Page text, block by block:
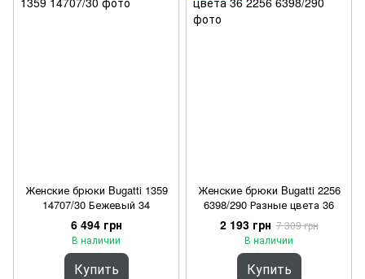
Женские брюки Bugatti 1359
14707/30 Бежевый 34
6 494 грн
В наличии
Купить
Женские брюки Bugatti 2256
6398/290 Разные цвета 36
2 193 грн 7 309 грн
В наличии
Купить